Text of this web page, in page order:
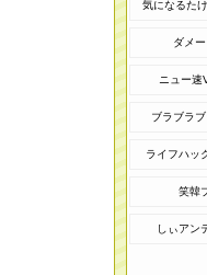
気になるた
ダメ
ニュー速
ブラブラ
ライフハッ
笑韓
しぃアン